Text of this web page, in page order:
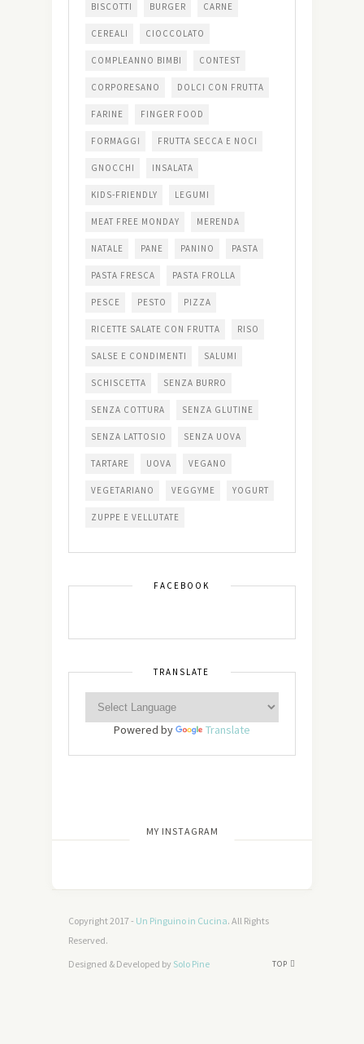
BISCOTTI BURGER CARNE
CEREALI CIOCCOLATO
COMPLEANNO BIMBI CONTEST
CORPORESANO DOLCI CON FRUTTA
FARINE FINGER FOOD
FORMAGGI FRUTTA SECCA E NOCI
GNOCCHI INSALATA
KIDS-FRIENDLY LEGUMI
MEAT FREE MONDAY MERENDA
NATALE PANE PANINO PASTA
PASTA FRESCA PASTA FROLLA
PESCE PESTO PIZZA
RICETTE SALATE CON FRUTTA RISO
SALSE E CONDIMENTI SALUMI
SCHISCETTA SENZA BURRO
SENZA COTTURA SENZA GLUTINE
SENZA LATTOSIO SENZA UOVA
TARTARE UOVA VEGANO
VEGETARIANO VEGGYME YOGURT
ZUPPE E VELLUTATE
FACEBOOK
TRANSLATE
Powered by Translate
MY INSTAGRAM
[wdi_feed id=”2″]
Copyright 2017 - Un Pinguino in Cucina. All Rights
Reserved.
TOP
Designed & Developed by Solo Pine